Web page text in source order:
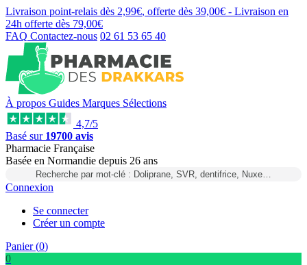
Livraison point-relais dès 2,99€, offerte dès 39,00€ - Livraison en
24h offerte dès 79,00€
FAQ Contactez-nous 02 61 53 65 40
À propos Guides Marques Sélections
4,7/5
Basé sur 19700 avis
Pharmacie Française
Basée en Normandie depuis 26 ans
Recherche par mot-clé : Doliprane, SVR, dentifrice, Nuxe…
Connexion
Se connecter
Créer un compte
Panier (0)
0